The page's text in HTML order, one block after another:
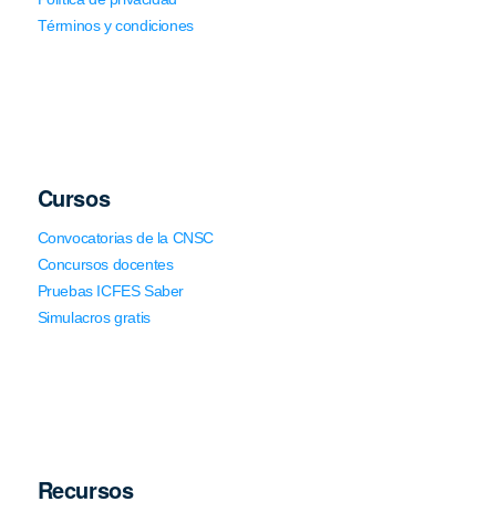
Términos y condiciones
Cursos
Convocatorias de la CNSC
Concursos docentes
Pruebas ICFES Saber
Simulacros gratis
Recursos